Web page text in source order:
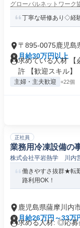
グローバルネットワーク
丁寧な研修あり◇経
〒895-0075鹿児島
月給30万円以上
求めている人材 【
許 【歓迎スキル】
主婦・主夫歓迎 +22個
正社員
業務用冷凍設備の
株式会社平岩熱学 川内
働きやすさ抜群★転
路利用OK！
鹿児島県薩摩川内
月給26万円～33万
求める人材: ◎応募